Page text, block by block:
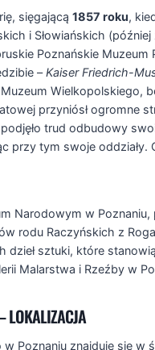
sięgającą 1857 roku,
i Słowiańskich
Poznańskie
–Kaiser Friedrich-
Wielkopolskiego,
przyniósł ogromne
trud odbudowy
przy tym swoje
Narodowym w
rodu Raczyńskich z
dzieł sztuki, które
Malarstwa i Rzeźby w
LOKALIZACJA
Poznaniu znajduje się